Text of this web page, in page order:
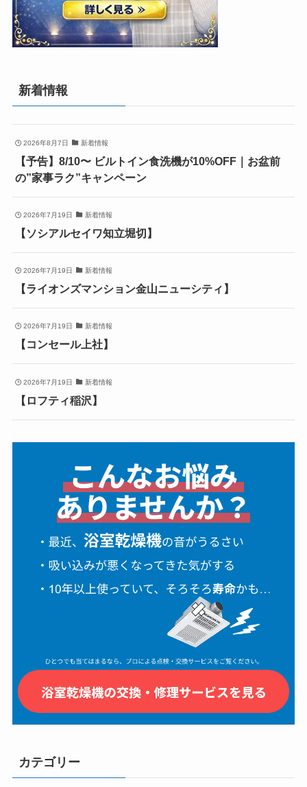
新着情報
2026年8月7日 新着情報
【予告】8/10〜 ビルトイン食洗機が10%OFF｜お盆前
の”家事ラク”キャンペーン
2026年7月19日 新着情報
【ソシアルセイワ知立堀切】
2026年7月19日 新着情報
【ライオンズマンション金山ニューシティ】
2026年7月19日 新着情報
【コンセール上社】
2026年7月19日 新着情報
【ロフティ稲沢】
カテゴリー